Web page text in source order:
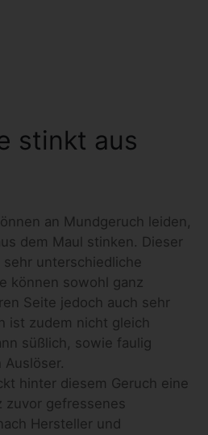
stinkt aus
an Mundgeruch leiden,
dem Maul stinken. Dieser
unterschiedliche
können sowohl ganz
Seite jedoch auch sehr
ist zudem nicht gleich
süßlich, sowie faulig
hinter diesem Geruch eine
zuvor gefressenes
Hersteller und